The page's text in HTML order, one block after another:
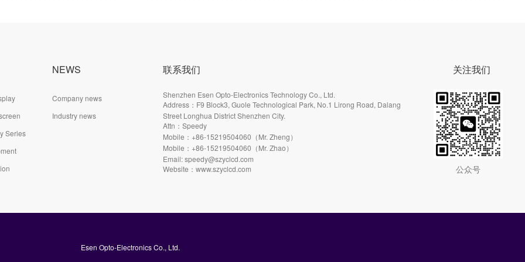
Series
NEWS
Company news
Industry news
联系我们
Shenzhen Esen Opto-Electronics Technology Co., Ltd.
Address：F9 Block3, Guole Technological Park, No.1 Lirong Road, Dalang
Street Longhua District Shenzhen City.
Attn：Speedy
Mobile：+86-15219504060（Mr. Zheng）
Mobile：+86-15219504060（Mr. Zhao）
Email: speedy@szyclcd.com
Website：www.szyclcd.com
关注我们
公众号
Esen Opto-Electronics Co., Ltd.